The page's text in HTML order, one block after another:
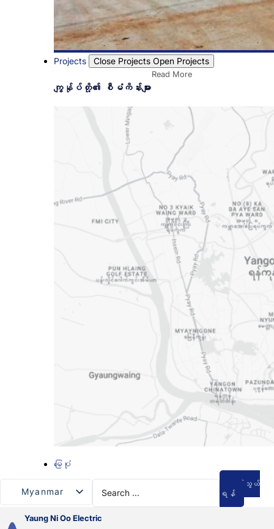
Projects Close Projects Open Projects
ကျွန်ုပ်တို့၏ စီမံကိန်းများ
Read More
မြေပုံ
Myanmar
Search
...
ဆက်သွယ်
ရန်
Yaung Ni Oo Electric